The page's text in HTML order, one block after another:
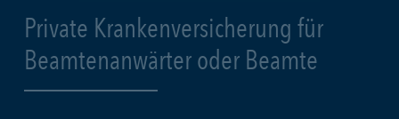
Private Krankenversicherung für
Beamtenanwärter oder Beamte